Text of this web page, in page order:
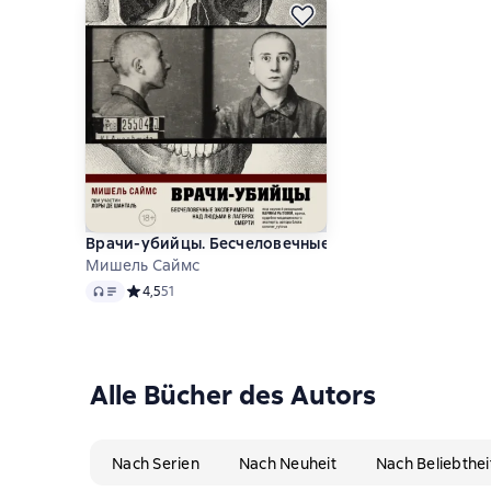
Врачи-убийцы. Бесчеловечные эксперименты над
Мишель Саймс
Audio Средний рейтинг 4,5 на основе 51 оценок
4,551
Alle Bücher des Autors
Nach Serien Nach Neuheit Nach